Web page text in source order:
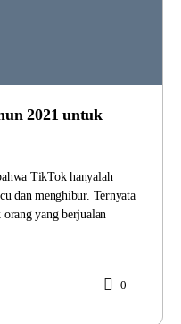
2021 untuk
TikTok hanyalah
dan menghibur. Ternyata
yang berjualan
0